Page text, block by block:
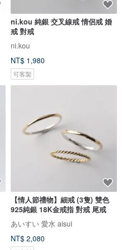
ni.kou 純銀 交叉線戒 情侶戒 婚
戒 對戒
ni.kou
NT$ 1,980
可客製
【情人節禮物】細戒 (3隻) 雙色
925純銀 18K金戒指 對戒 尾戒
あいすい 愛水 aisui
NT$ 2,080